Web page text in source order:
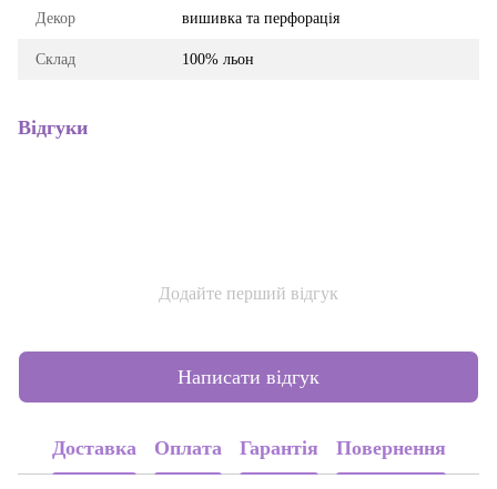
Декор вишивка та перфорація
Склад 100% льон
Відгуки
Додайте перший відгук
Написати відгук
Доставка Оплата Гарантія Повернення